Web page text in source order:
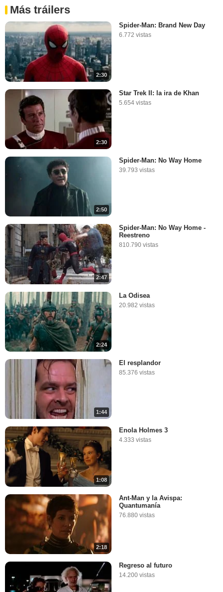
Más tráilers
2:30
Spider-Man: Brand New Day
6.772 vistas
2:30
Star Trek II: la ira de Khan
5.654 vistas
2:50
Spider-Man: No Way Home
39.793 vistas
2:47
Spider-Man: No Way Home -
Reestreno
810.790 vistas
2:24
La Odisea
20.982 vistas
1:44
El resplandor
85.376 vistas
1:08
Enola Holmes 3
4.333 vistas
2:18
Ant-Man y la Avispa:
Quantumanía
76.880 vistas
Regreso al futuro
14.200 vistas